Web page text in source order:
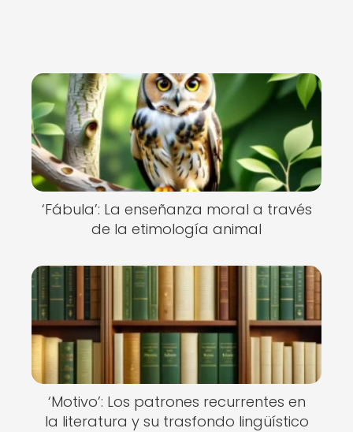
‘Fábula’: La enseñanza moral a través
de la etimología animal
‘Motivo’: Los patrones recurrentes en
la literatura y su trasfondo lingüístico